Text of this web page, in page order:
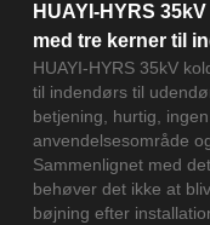
HUAYI-HYRS
med tre kerner til
HUAYI-HYRS 35kV
til indendørs til
betjening, hurtig,
anvendelsesområde
Sammenlignet med
behøver det ikke at
bøjning efter